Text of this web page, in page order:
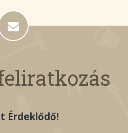
Érdeklődő!